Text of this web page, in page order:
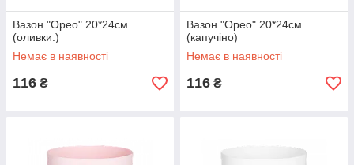
Вазон "Орео" 20*24см.
(оливки.)
Немає в наявності
116 ₴
Вазон "Орео" 20*24см.
(капучіно)
Немає в наявності
116 ₴